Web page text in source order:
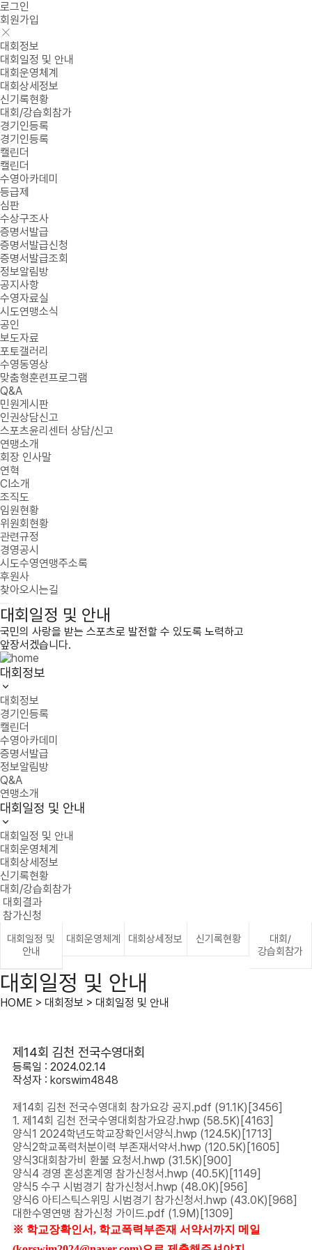
로그인
회원가입
대회정보
대회일정 및 안내
대회운영체계
대회상세정보
신기록현황
대회/강습회참가
경기인등록
경기인등록
캘린더
캘린더
수영아카데미
등급제
심판
수상구조사
증명서발급
증명서발급신청
증명서발급조회
정보알림방
공지사항
수영자료실
시도연맹소식
공인
보도자료
포토갤러리
수영동영상
맞춤형훈련프로그램
Q&A
민원게시판
인권상담신고
스포츠윤리센터 상담/신고
연맹소개
회장 인사말
연혁
CI소개
조직도
임원현황
위원회현황
관련규정
경영공시
시도수영연맹주소록
후원사
찾아오시는길
대회일정 및 안내
국민의 사랑을 받는 스포츠로 발전할 수 있도록 노력하고
앞장서겠습니다.
대회정보
대회정보
경기인등록
캘린더
수영아카데미
증명서발급
정보알림방
Q&A
연맹소개
대회일정 및 안내
대회일정 및 안내
대회운영체계
대회상세정보
신기록현황
대회/강습회참가
대회결과
참가신청
대회일정 및
안내
대회운영체계 대회상세정보 신기록현황
대회/
강습회참가
대회일정 및 안내
HOME > 대회정보 > 대회일정 및 안내
제14회 김천 전국수영대회
등록일 : 2024.02.14
작성자 : korswim4848
제14회 김천 전국수영대회 참가요강 공지.pdf (91.1K) [3456]
1. 제14회 김천 전국수영대회참가요강.hwp (58.5K) [4163]
양식1 2024학년도학교장확인서양식.hwp (124.5K) [1713]
양식2학교폭력처분이력 부존재서약서.hwp (120.5K) [1605]
양식3대회참가비 환불 요청서.hwp (31.5K) [900]
양식4 경영 혼성혼계영 참가신청서.hwp (40.5K) [1149]
양식5 수구 시범경기 참가신청서.hwp (48.0K) [956]
양식6 아티스틱스위밍 시범경기 참가신청서.hwp (43.0K) [968]
대한수영연맹 참가신청 가이드.pdf (1.9M) [1309]
※ 학교장확인서, 학교폭력부존재 서약서까지 메일